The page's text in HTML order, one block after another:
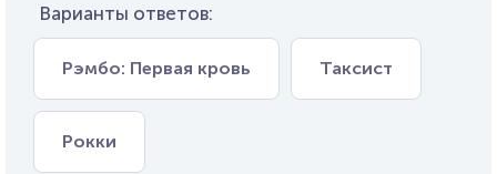
Варианты ответов:
Рэмбо: Первая кровь Таксист
Рокки